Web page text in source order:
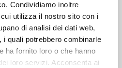
Condividiamo inoltre
utilizza il nostro sito con i
di analisi dei dati web,
i quali potrebbero combinarle
ha fornito loro o che hanno
loro servizi. Acconsenta ai
CONICA A GRADINI D=
IVA
DI 3 FRESE CONICHE